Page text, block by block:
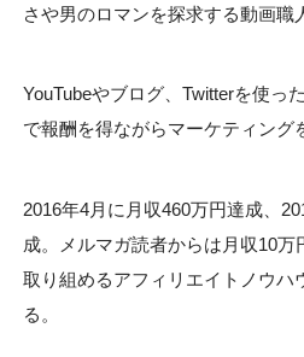
さや男のロマンを探求する動画職
YouTubeやブログ、Twitterを使っ
で報酬を得ながらマーケティング
2016年4月に月収460万円達成、
成。メルマガ読者からは月収10万
取り組めるアフィリエイトノウハ
る。